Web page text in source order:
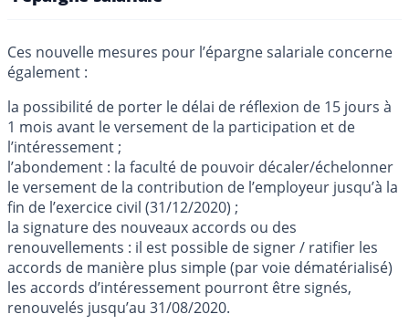
Ces nouvelle mesures pour l’épargne salariale concerne
également :
la possibilité de porter le délai de réflexion de 15 jours à
1 mois avant le versement de la participation et de
l’intéressement ;
l’abondement : la faculté de pouvoir décaler/échelonner
le versement de la contribution de l’employeur jusqu’à la
fin de l’exercice civil (31/12/2020) ;
la signature des nouveaux accords ou des
renouvellements : il est possible de signer / ratifier les
accords de manière plus simple (par voie dématérialisé)
les accords d’intéressement pourront être signés,
renouvelés jusqu’au 31/08/2020.